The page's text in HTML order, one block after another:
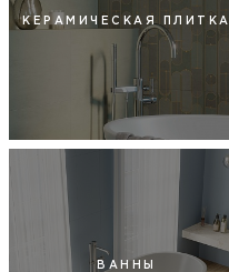
КЕРАМИЧЕСКАЯ ПЛИТКА
ВАННЫ